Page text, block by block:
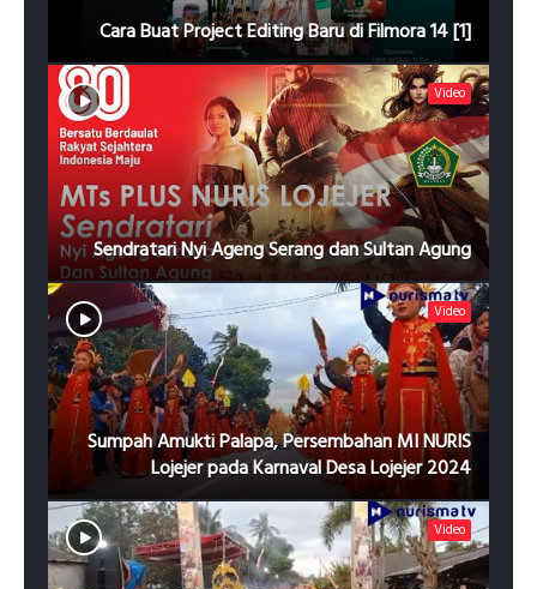
[1] Cara Buat Project Editing Baru di Filmora 14
Video
Sendratari Nyi Ageng Serang dan Sultan Agung
Video
Sumpah Amukti Palapa, Persembahan MI NURIS
Lojejer pada Karnaval Desa Lojejer 2024
Video